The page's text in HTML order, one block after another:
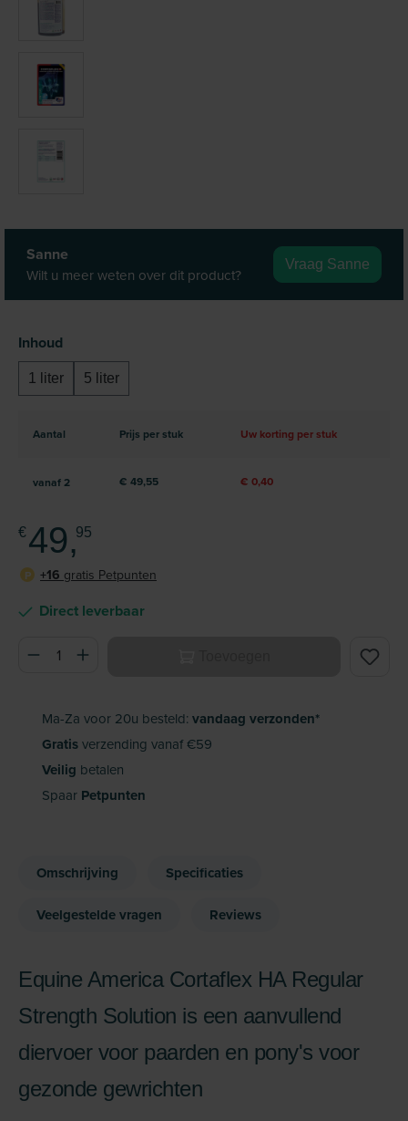
Sanne
Wilt u meer weten over dit product?
Vraag Sanne
Direct leverbaar
Aantal Prijs per stuk Uw korting per stuk
vanaf2 € 49,55 € 0,40
€ 49,95
Selecteer
Inhoud
1 liter 5 liter
Producthoeveelheid: Voer de gewenste hoeveelheid in of
P +16 gratis Petpunten
Ma-Za voor 20u besteld: vandaag verzonden*
Gratisverzending vanaf €59
Veilig betalen
Spaar Petpunten
Omschrijving Specificaties
Veelgestelde vragen Reviews
Equine America Cortaflex HA Regular
Strength Solution is een aanvullend
diervoer voor paarden en pony's voor
gezonde gewrichten